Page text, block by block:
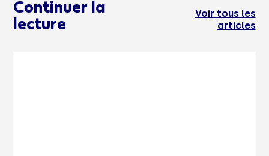
Continuer la
lecture
Voir tous les
articles